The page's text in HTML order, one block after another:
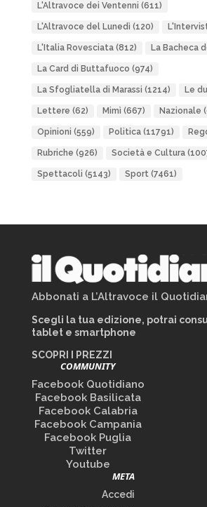
L'Altravoce dei Ventenni (611)
L'Altravoce del Lunedì (120)
L'Italia Rovesciata(812) La Bacheca
La Card di Buttafuoco (974)
La Sfogliatella di Marassi (1214) Le
Lettere (62) Mimì (667) Nazionale
Opinioni (559) Politica(11791)
Rubriche (926) Società e Cultura
Spettacoli (5143) Sport(7461)
Abbonati a L’Altravoce il
Scegli la tua edizione, potrai
tablet e smartphone
SCOPRI I PREZZI
COMMUNITY
Facebook Quotidiano
Facebook Basilicata
Facebook Calabria
Facebook Campania
Facebook Puglia
Twitter
Youtube
META
Accedi